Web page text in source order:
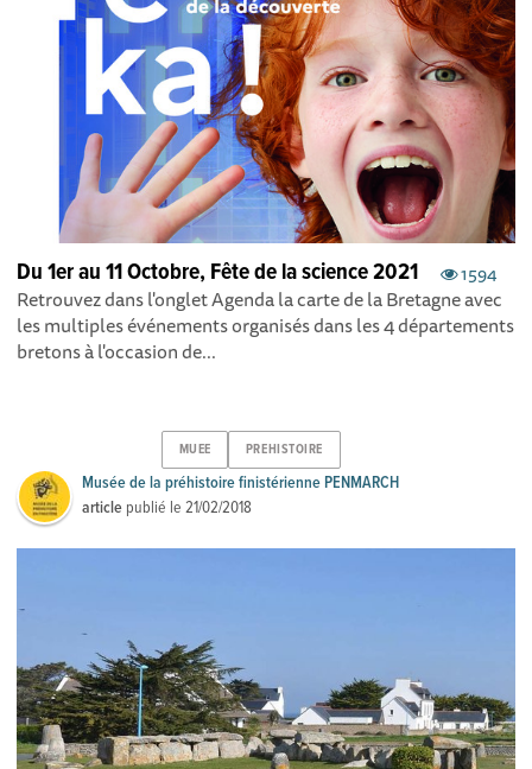
1594
Du 1er au 11 Octobre, Fête de la science 2021
Retrouvez dans l'onglet Agenda la carte de la Bretagne avec
les multiples événements organisés dans les 4 départements
bretons à l'occasion de...
MUEE PREHISTOIRE
Musée de la préhistoire finistérienne PENMARCH
article publié le21/02/2018